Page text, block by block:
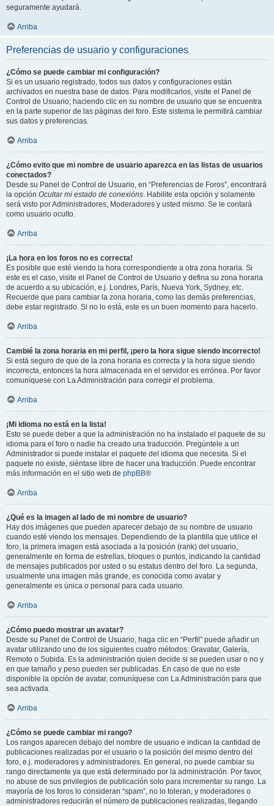
seguramente ayudará.
Arriba
Preferencias de usuario y configuraciones
¿Cómo se puede cambiar mi configuración?
Si es un usuario registrado, todos sus datos y configuraciones están
archivados en nuestra base de datos. Para modificarlos, visite el Panel de
Control de Usuario; haciendo clic en su nombre de usuario que se encuentra
en la parte superior de las páginas del foro. Este sistema le permitirá cambiar
sus datos y preferencias.
Arriba
¿Cómo evito que mi nombre de usuario aparezca en las listas de usuarios
conectados?
Desde su Panel de Control de Usuario, en “Preferencias de Foros”, encontrará
la opción Ocultar mi estado de conexións. Habilite esta opción y solamente
será visto por Administradores, Moderadores y usted mismo. Se le contará
como usuario oculto.
Arriba
¡La hora en los foros no es correcta!
Es posible que esté viendo la hora correspondiente a otra zona horaria. Si
este es el caso, visite el Panel de Control de Usuario y defina su zona horaria
de acuerdo a su ubicación, e.j. Londres, París, Nueva York, Sydney, etc.
Recuerde que para cambiar la zona horaria, como las demás preferencias,
debe estar registrado. Si no lo está, este es un buen momento para hacerlo.
Arriba
Cambié la zona horaria en mi perfil, ¡pero la hora sigue siendo incorrecto!
Si está seguro de que de la zona horaria es correcta y la hora sigue siendo
incorrecta, entonces la hora almacenada en el servidor es errónea. Por favor
comuníquese con La Administración para corregir el problema.
Arriba
¡Mi idioma no está en la lista!
Esto se puede deber a que la administración no ha instalado el paquete de su
idioma para el foro o nadie ha creado una traducción. Pregúntele a un
Administrador si puede instalar el paquete del idioma que necesita. Si el
paquete no existe, siéntase libre de hacer una traducción. Puede encontrar
más información en el sitio web de phpBB®
Arriba
¿Qué es la imagen al lado de mi nombre de usuario?
Hay dos imágenes que pueden aparecer debajo de su nombre de usuario
cuando esté viendo los mensajes. Dependiendo de la plantilla que utilice el
foro, la primera imagen está asociada a la posición (rank) del usuario,
generalmente en forma de estrellas, bloques o puntos, indicando la cantidad
de mensajes publicados por usted o su estatus dentro del foro. La segunda,
usualmente una imagen más grande, es conocida como avatar y
generalmente es única o personal para cada usuario.
Arriba
¿Cómo puedo mostrar un avatar?
Desde su Panel de Control de Usuario, haga clic en “Perfil” puede añadir un
avatar utilizando uno de los siguientes cuatro métodos: Gravatar, Galería,
Remoto o Subida. Es la administración quien decide si se pueden usar o no y
en que tamaño y peso pueden ser publicadas. En caso de que no este
disponible la opción de avatar, comuníquese con La Administración para que
sea activada.
Arriba
¿Cómo se puede cambiar mi rango?
Los rangos aparecen debajo del nombre de usuario e indican la cantidad de
publicaciones realizadas por el usuario o la posición del mismo dentro del
foro, e.j. moderadores y administradores. En general, no puede cambiar su
rango directamente ya que está determinado por la administración. Por favor,
no abuse de sus privilegios de publicación solo para incrementar su rango. La
mayoría de los foros lo consideran “spam”, no lo toleran, y moderadores o
administradores reducirán el número de publicaciones realizadas, llegando